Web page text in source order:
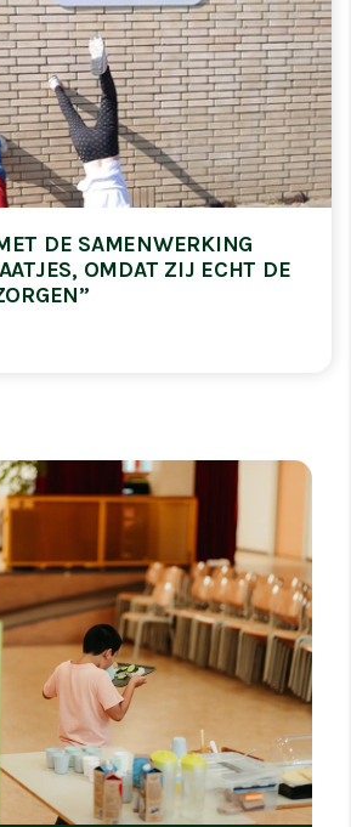
DE SAMENWERKING
OMDAT ZIJ ECHT DE